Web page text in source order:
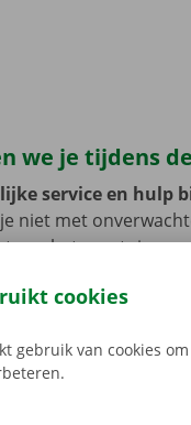
we je tijdens
service en hulp
niet met
van het voertuig en
geval staat er 24/7
cookies
gebruik van cookies